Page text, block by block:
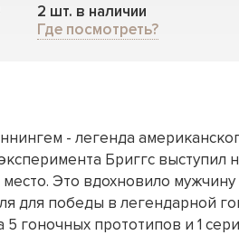
2 шт. в наличии
Где посмотреть?
- легенда
Бриггс
место. Это вдохновило
для победы в легендарной
5 гоночных прототипов и 1